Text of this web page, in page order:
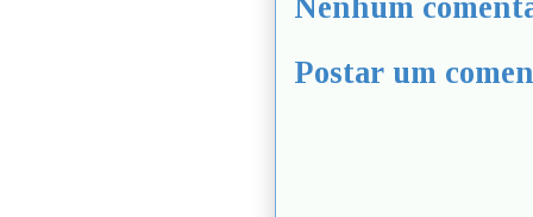
Nenhum
Postar um